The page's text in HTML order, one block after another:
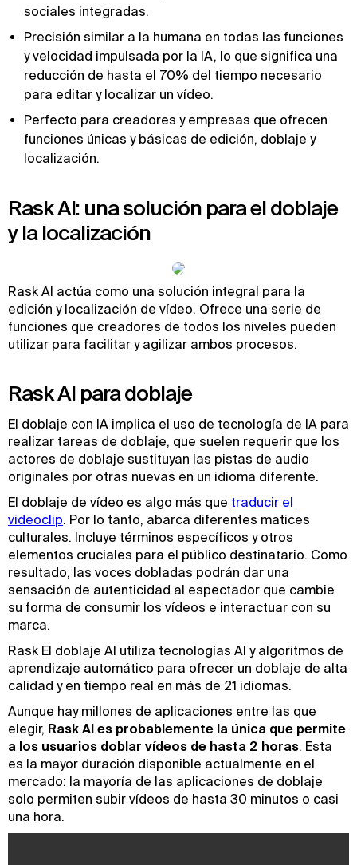
sociales integradas.
Precisión similar a la humana en todas las funciones
y velocidad impulsada por la IA, lo que significa una
reducción de hasta el 70% del tiempo necesario
para editar y localizar un vídeo.
Perfecto para creadores y empresas que ofrecen
funciones únicas y básicas de edición, doblaje y
localización.
Rask AI: una solución para el doblaje
y la localización
Rask AI actúa como una solución integral para la
edición y localización de vídeo. Ofrece una serie de
funciones que creadores de todos los niveles pueden
utilizar para facilitar y agilizar ambos procesos.
Rask AI para doblaje
El doblaje con IA implica el uso de tecnología de IA para
realizar tareas de doblaje, que suelen requerir que los
actores de doblaje sustituyan las pistas de audio
originales por otras nuevas en un idioma diferente.
El doblaje de vídeo es algo más que traducir el
videoclip. Por lo tanto, abarca diferentes matices
culturales. Incluye términos específicos y otros
elementos cruciales para el público destinatario. Como
resultado, las voces dobladas podrán dar una
sensación de autenticidad al espectador que cambie
su forma de consumir los vídeos e interactuar con su
marca.
Rask El doblaje AI utiliza tecnologías AI y algoritmos de
aprendizaje automático para ofrecer un doblaje de alta
calidad y en tiempo real en más de 21 idiomas.
Aunque hay millones de aplicaciones entre las que
elegir, Rask AI es probablemente la única que permite
a los usuarios doblar vídeos de hasta 2 horas. Esta
es la mayor duración disponible actualmente en el
mercado: la mayoría de las aplicaciones de doblaje
solo permiten subir vídeos de hasta 30 minutos o casi
una hora.